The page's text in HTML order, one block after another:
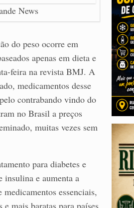
News
do peso ocorre em
apenas em dieta e
feira na revista BMJ. A
medicamentos desse
contrabando vindo do
no Brasil a preços
muitas vezes sem
para diabetes e
insulina e aumenta a
essenciais,